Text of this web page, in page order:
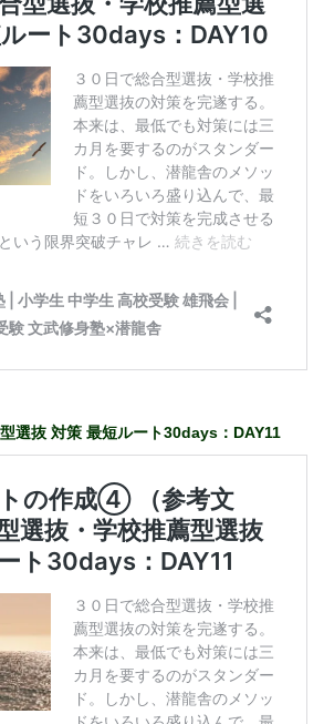
選抜 対策 最短ルート30days：DAY11